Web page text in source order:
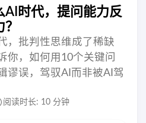
AI时代，提问能力反
，批判性思维成了稀缺
你，如何用10个关键问
谬误，驾驭AI而非被AI驾
阅读时长: 10 分钟